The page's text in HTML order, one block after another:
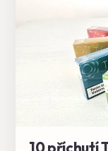
10 příchutí